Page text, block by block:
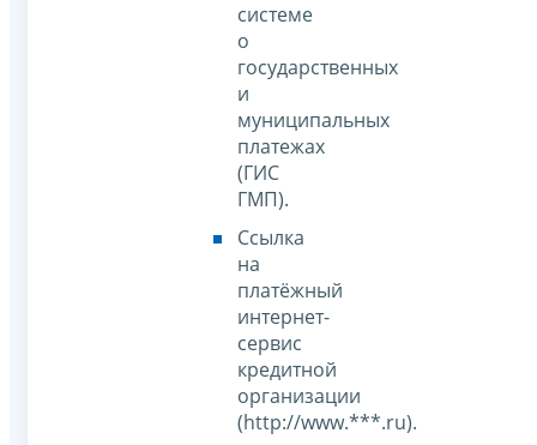
системе
о
государственных
и
муниципальных
платежах
(ГИС
ГМП).
Ссылка
на
платёжный
интернет-
сервис
кредитной
организации
(http://www.***.ru).